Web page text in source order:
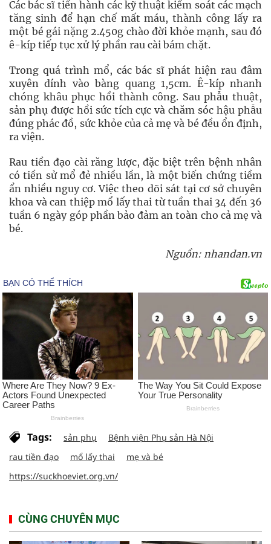
Các bác sĩ tiến hành các kỹ thuật kiểm soát các mạch
tăng sinh để hạn chế mất máu, thành công lấy ra
một bé gái nặng 2.450g chào đời khỏe mạnh, sau đó
ê-kíp tiếp tục xử lý phần rau cài bám chặt.
Trong quá trình mổ, các bác sĩ phát hiện rau đâm
xuyên dính vào bàng quang 1,5cm. Ê-kíp nhanh
chóng khâu phục hồi thành công. Sau phẫu thuật,
sản phụ được hồi sức tích cực và chăm sóc hậu phẫu
đúng phác đồ, sức khỏe của cả mẹ và bé đều ổn định,
ra viện.
Rau tiền đạo cài răng lược, đặc biệt trên bệnh nhân
có tiền sử mổ đẻ nhiều lần, là một biến chứng tiềm
ẩn nhiều nguy cơ. Việc theo dõi sát tại cơ sở chuyên
khoa và can thiệp mổ lấy thai từ tuần thai 34 đến 36
tuần 6 ngày góp phần bảo đảm an toàn cho cả mẹ và
bé.
Nguồn: nhandan.vn
Tags: sản phụ
Bệnh viện Phụ sản Hà Nội
rau tiền đạo
mổ lấy thai
mẹ và bé
https://suckhoeviet.org.vn/
CÙNG CHUYÊN MỤC